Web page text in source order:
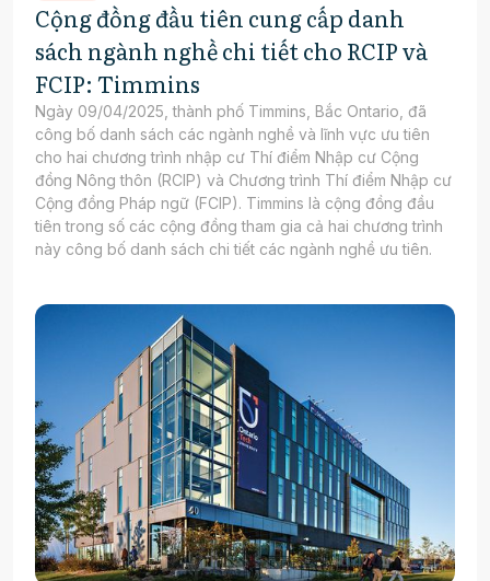
Cộng đồng đầu tiên cung cấp danh
sách ngành nghề chi tiết cho RCIP và
FCIP: Timmins
Ngày 09/04/2025, thành phố Timmins, Bắc Ontario, đã
công bố danh sách các ngành nghề và lĩnh vực ưu tiên
cho hai chương trình nhập cư Thí điểm Nhập cư Cộng
đồng Nông thôn (RCIP) và Chương trình Thí điểm Nhập cư
Cộng đồng Pháp ngữ (FCIP). Timmins là cộng đồng đầu
tiên trong số các cộng đồng tham gia cả hai chương trình
này công bố danh sách chi tiết các ngành nghề ưu tiên.​